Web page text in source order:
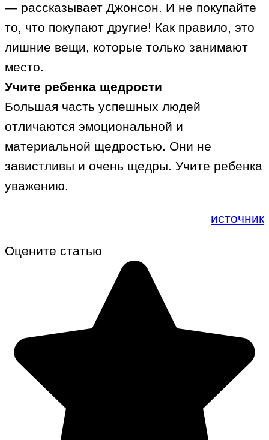
— рассказывает Джонсон. И не покупайте
то, что покупают другие! Как правило, это
лишние вещи, которые только занимают
место.
Учите ребенка щедрости
Большая часть успешных людей
отличаются эмоциональной и
материальной щедростью. Они не
завистливы и очень щедры. Учите ребенка
уважению.
источник
Оцените статью